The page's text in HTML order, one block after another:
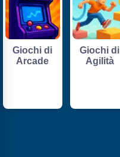
Giochi di
Arcade
Giochi di
Agilità